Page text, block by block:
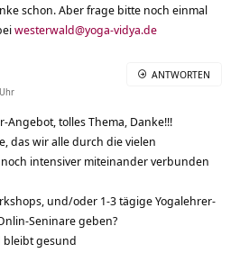
schon. Aber frage bitte noch einmal
westerwald@yoga-vidya.de
Angebot, tolles Thema, Danke!!!
das wir alle durch die vielen
intensiver miteinander verbunden
und/oder 1-3 tägige Yogalehrer-
Seninare geben?
bleibt gesund
ANTWORTEN